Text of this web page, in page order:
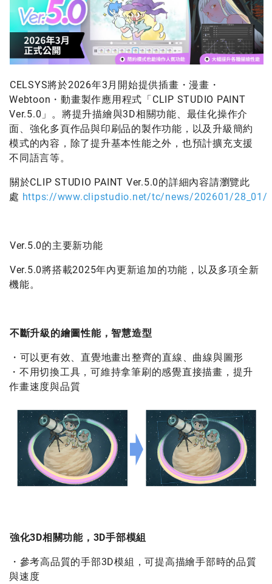
CELSYS將於2026年3月開始提供插畫・漫畫・
Webtoon・動畫製作應用程式「CLIP STUDIO PAINT
Ver.5.0」。將提升描繪與3D相關功能、最佳化操作介
面、強化多頁作品與印刷品的製作功能，以及升級簡約
模式的內容，除了提升基本性能之外，也預計擴充支援
不同語言等。
關於CLIP STUDIO PAINT Ver.5.0的詳細內容請瀏覽此
處 https://www.clipstudio.net/tc/news/202601/28_01/
Ver.5.0的主要新功能
Ver.5.0將搭載2025年內更新追加的功能，以及多項全新
機能。
不斷升級的繪圖性能，智慧造型
・可以更有效、直覺地畫出整齊的直線、曲線與圖形
・不用切換工具，可維持拿筆刷的感覺直接描畫，提升
作畫速度與品質
強化3D相關功能，3D手部模組
・參考高品質的手部3D模組，可提高描繪手部時的品質
與速度